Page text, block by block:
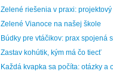
Zelené riešenia v praxi:
Zelené Vianoce na našej škole
Búdky pre vtáčikov: prax spojená
Zastav kohútik, kým má čo tiecť
Každá kvapka sa počíta: otázky a